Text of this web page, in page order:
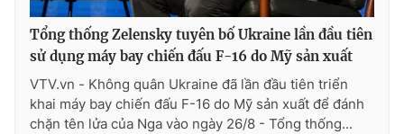
Tổng thống Zelensky tuyên bố Ukraine lần đầu tiên
sử dụng máy bay chiến đấu F-16 do Mỹ sản xuất
VTV.vn - Không quân Ukraine đã lần đầu tiên triển
khai máy bay chiến đấu F-16 do Mỹ sản xuất để đánh
chặn tên lửa của Nga vào ngày 26/8 - Tổng thống...